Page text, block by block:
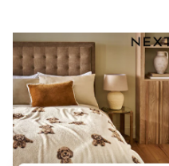
T-Shirts & Vests
Sunglasses
Men's Holiday Shop
All Swimwear
Accessories
Bags & Luggage
Footwear
Hats
Linen Collection